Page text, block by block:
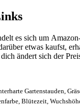
es sich um
etwas kaufst,
ändert sich der
Gartenstauden,
Blütezeit,